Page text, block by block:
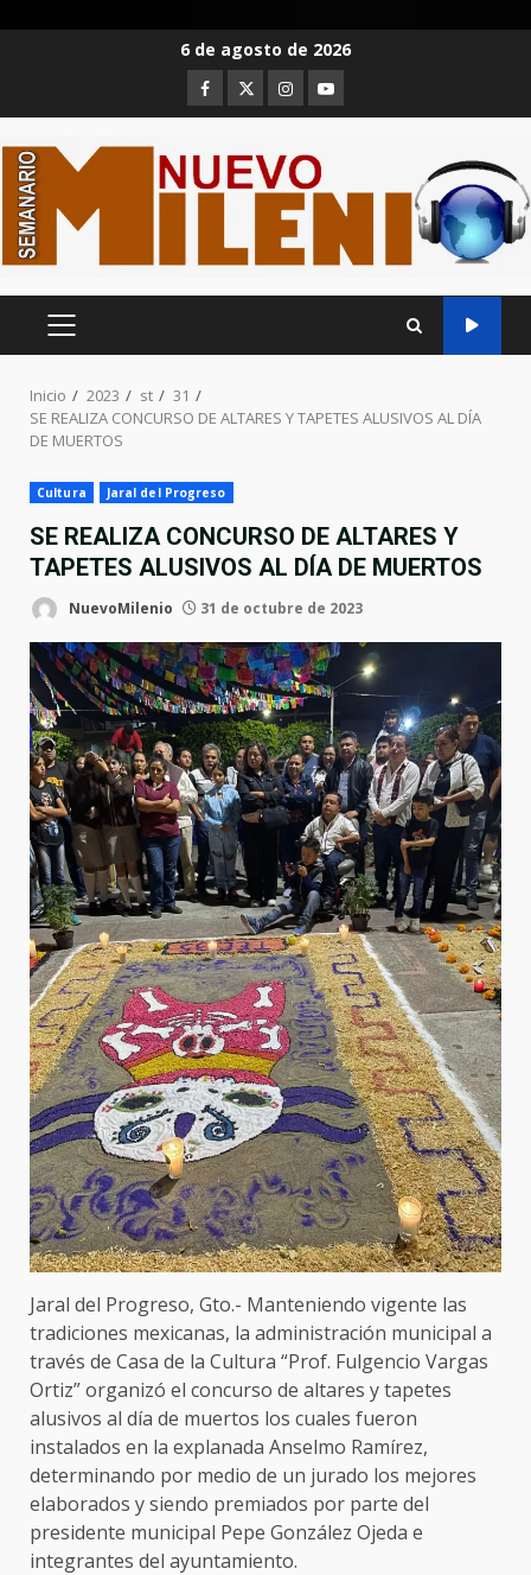
6 de agosto de 2026
Facebook
TwitterInstagram
Youtube
MENÚ
Inicio 2023 st
31
SE REALIZA CONCURSO DE ALTARES Y TAPETES ALUSIVOS AL DÍA
DE MUERTOS
Cultura Jaral del Progreso
SE REALIZA CONCURSO DE ALTARES Y
TAPETES ALUSIVOS AL DÍA DE MUERTOS
NuevoMilenio 31 de octubre de 2023
Jaral del Progreso, Gto.- Manteniendo vigente las
tradiciones mexicanas, la administración municipal a
través de Casa de la Cultura “Prof. Fulgencio Vargas
Ortiz” organizó el concurso de altares y tapetes
alusivos al día de muertos los cuales fueron
instalados en la explanada Anselmo Ramírez,
determinando por medio de un jurado los mejores
elaborados y siendo premiados por parte del
presidente municipal Pepe González Ojeda e
integrantes del ayuntamiento.